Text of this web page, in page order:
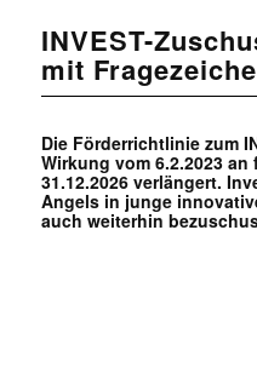
INVEST-
mit
Die Förderrichtlinie zum
Wirkung vom 6.2.2023
31.12.2026 verlängert.
Angels in junge
auch weiterhin